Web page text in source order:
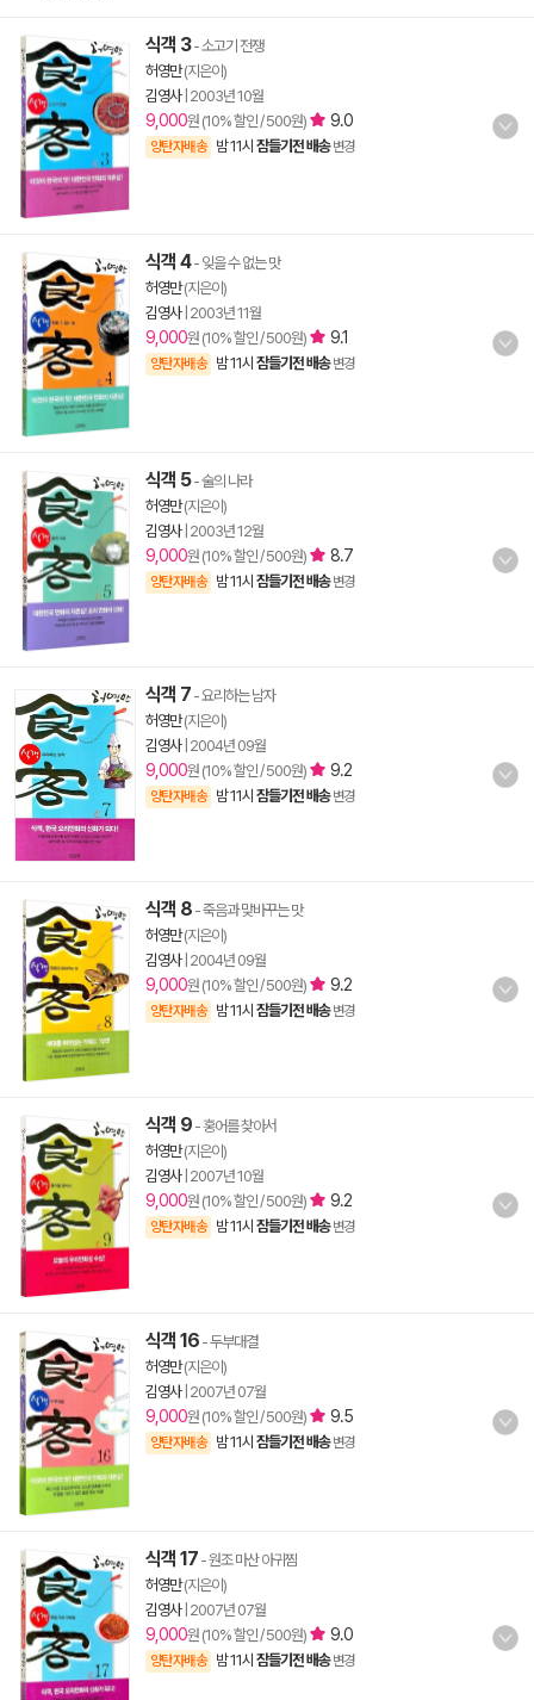
식객 3- 소고기 전쟁
허영만(지은이)
김영사| 2003년 10월
9,000원 (10% 할인 / 500원) 9.0
양탄자배송 밤 11시 잠들기전 배송 변경
식객 4- 잊을 수 없는 맛
허영만(지은이)
김영사| 2003년 11월
9,000원 (10% 할인 / 500원) 9.1
양탄자배송 밤 11시 잠들기전 배송 변경
식객 5- 술의 나라
허영만(지은이)
김영사| 2003년 12월
9,000원 (10% 할인 / 500원) 8.7
양탄자배송 밤 11시 잠들기전 배송 변경
식객 7 - 요리하는 남자
허영만(지은이)
김영사| 2004년 09월
9,000원 (10% 할인 / 500원) 9.2
양탄자배송 밤 11시 잠들기전 배송 변경
식객 8 - 죽음과 맞바꾸는 맛
허영만(지은이)
김영사| 2004년 09월
9,000원 (10% 할인 / 500원) 9.2
양탄자배송 밤 11시 잠들기전 배송 변경
식객 9 - 홍어를 찾아서
허영만(지은이)
김영사| 2007년 10월
9,000원 (10% 할인 / 500원) 9.2
양탄자배송 밤 11시 잠들기전 배송 변경
식객 16 - 두부대결
허영만(지은이)
김영사| 2007년 07월
9,000원 (10% 할인 / 500원) 9.5
양탄자배송 밤 11시 잠들기전 배송 변경
식객 17 - 원조 마산 아귀찜
허영만(지은이)
김영사| 2007년 07월
9,000원 (10% 할인 / 500원) 9.0
양탄자배송 밤 11시 잠들기전 배송 변경